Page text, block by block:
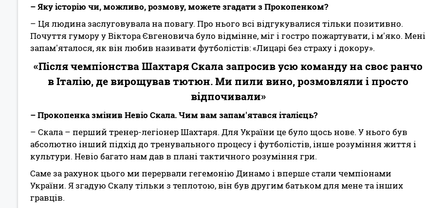
– Яку історію чи, можливо, розмову, можете згадати з Прокопенком?
– Ця людина заслуговувала на повагу. Про нього всі відгукувалися тільки позитивно.
Почуття гумору у Віктора Євгеновича було відмінне, міг і гостро пожартувати, і м'яко. Мені
запам'яталося, як він любив називати футболістів: «Лицарі без страху і докору».
«Після чемпіонства Шахтаря Скала запросив усю команду на своє ранчо
в Італію, де вирощував тютюн. Ми пили вино, розмовляли і просто
відпочивали»
– Прокопенка змінив Невіо Скала. Чим вам запам'ятався італієць?
– Скала – перший тренер-легіонер Шахтаря. Для України це було щось нове. У нього був
абсолютно інший підхід до тренувального процесу і футболістів, інше розуміння життя і
культури. Невіо багато нам дав в плані тактичного розуміння гри.
Саме за рахунок цього ми перервали гегемонію Динамо і вперше стали чемпіонами
України. Я згадую Скалу тільки з теплотою, він був другим батьком для мене та інших
гравців.